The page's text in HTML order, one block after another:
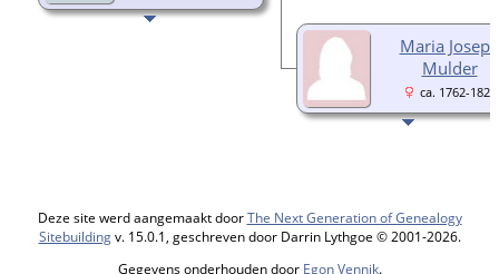
Maria Joseph
Mulder
ca. 1762-1829
Deze site werd aangemaakt doorThe Next Generation of Genealogy
Sitebuildingv. 15.0.1, geschreven door Darrin Lythgoe © 2001-2026.
Gegevens onderhouden door Egon Vennik.